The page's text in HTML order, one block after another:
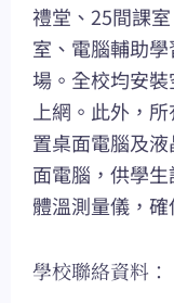
禮堂、25間課
室、電腦輔助
場。全校均安
上網。此外，
置桌面電腦及
面電腦，供學
體溫測量儀，
學校聯絡資料：